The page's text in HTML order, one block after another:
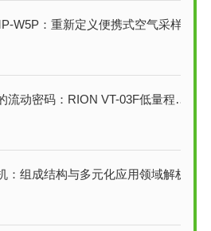
W5P：重新定义便携式空气采样
码：RION VT-03F低量程粘度计技术解析
：组成结构与多元化应用领域解析